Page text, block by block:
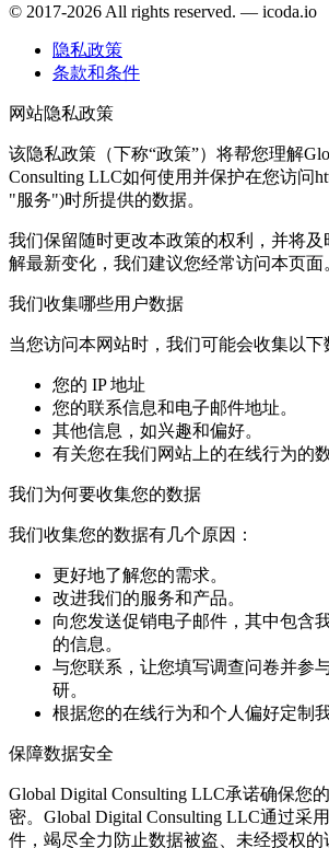
© 2017-2026 All rights reserved. — icoda.io
隐私政策
条款和条件
网站隐私政策
该隐私政策（下称“政策”）将帮您理解
Consulting LLC如何使用并保护在您访问
"服务")时所提供的数据。
我们保留随时更改本政策的权利，并将及
解最新变化，我们建议您经常访问本页面
我们收集哪些用户数据
当您访问本网站时，我们可能会收集以下
您的 IP 地址
您的联系信息和电子邮件地址。
其他信息，如兴趣和偏好。
有关您在我们网站上的在线行为的
我们为何要收集您的数据
我们收集您的数据有几个原因：
更好地了解您的需求。
改进我们的服务和产品。
向您发送促销电子邮件，其中包含
的信息。
与您联系，让您填写调查问卷并参
研。
根据您的在线行为和个人偏好定制
保障数据安全
Global Digital Consulting LLC承诺确保您
密。Global Digital Consulting LLC通过采
件，竭尽全力防止数据被盗、未经授权